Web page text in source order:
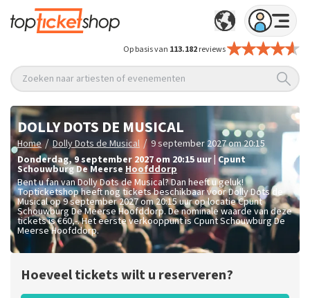
Op basis van 113.182reviews
Zoeken naar artiesten of evenementen
DOLLY DOTS DE MUSICAL
Home / Dolly Dots de Musical / 9 september 2027 om 20:15
donderdag,9 september 2027 om 20:15 uur |Cpunt
Schouwburg De Meerse Hoofddorp
Bent u fan van Dolly Dots de Musical? Dan heeft u geluk!
Topticketshop heeft nog tickets beschikbaar voor Dolly Dots de
Musical op 9 september 2027 om 20:15 uur op locatie Cpunt
Schouwburg De Meerse Hoofddorp. De nominale waarde van deze
tickets is€60,-. Het eerste verkooppunt is Cpunt Schouwburg De
Meerse Hoofddorp.
Hoeveel tickets wilt u reserveren?